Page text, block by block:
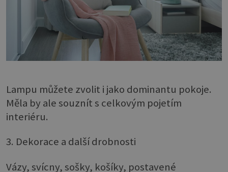
Lampu můžete zvolit i jako dominantu pokoje.
Měla by ale souznít s celkovým pojetím
interiéru.
3. Dekorace a další drobnosti
Vázy, svícny, sošky, košíky, postavené